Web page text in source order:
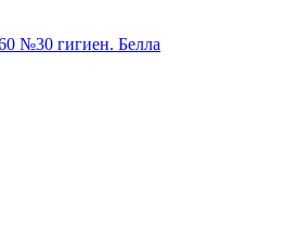
№30 гигиен. Белла